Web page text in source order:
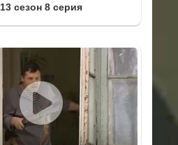
13 сезон 8 серия